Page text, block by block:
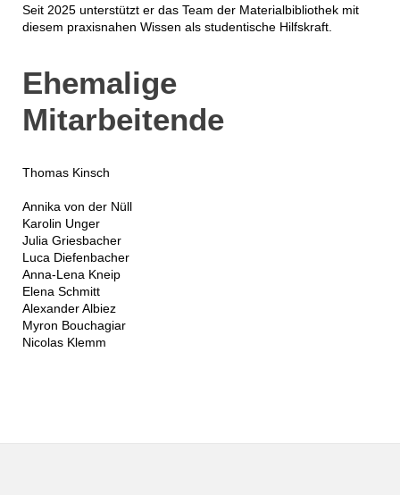
Seit 2025 unterstützt er das Team der Materialbibliothek mit
diesem praxisnahen Wissen als studentische Hilfskraft.
Ehemalige
Mitarbeitende
Thomas Kinsch
Annika von der Nüll
Karolin Unger
Julia Griesbacher
Luca Diefenbacher
Anna-Lena Kneip
Elena Schmitt
Alexander Albiez
Myron Bouchagiar
Nicolas Klemm